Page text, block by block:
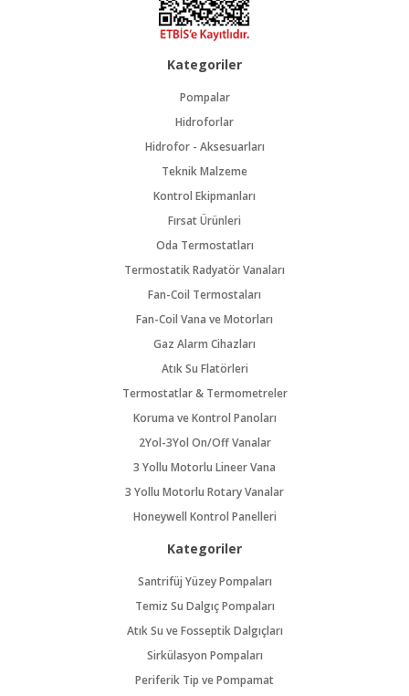
Kategoriler
Pompalar
Hidroforlar
Hidrofor - Aksesuarları
Teknik Malzeme
Kontrol Ekipmanları
Fırsat Ürünleri
Oda Termostatları
Termostatik Radyatör Vanaları
Fan-Coil Termostaları
Fan-Coil Vana ve Motorları
Gaz Alarm Cihazları
Atık Su Flatörleri
Termostatlar & Termometreler
Koruma ve Kontrol Panoları
2Yol-3Yol On/Off Vanalar
3 Yollu Motorlu Lineer Vana
3 Yollu Motorlu Rotary Vanalar
Honeywell Kontrol Panelleri
Kategoriler
Santrifüj Yüzey Pompaları
Temiz Su Dalgıç Pompaları
Atık Su ve Fosseptik Dalgıçları
Sirkülasyon Pompaları
Periferik Tip ve Pompamat